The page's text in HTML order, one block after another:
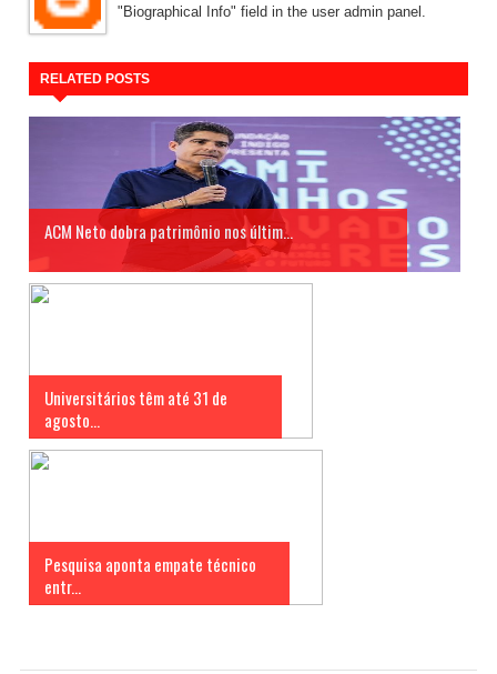
"Biographical Info" field in the user admin panel.
RELATED POSTS
ACM Neto dobra patrimônio nos últim...
Universitários têm até 31 de
agosto...
Pesquisa aponta empate técnico
entr...